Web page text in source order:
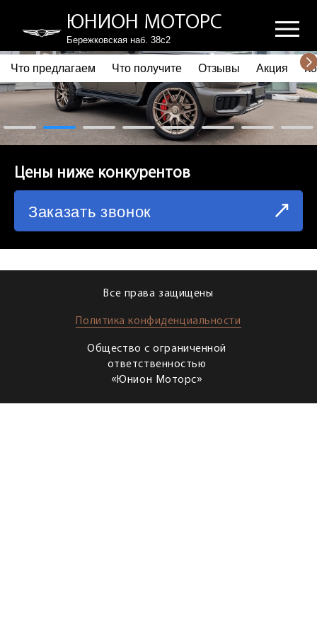
ЮНИОН МОТОРС
Бережковская наб. 38с2
ПОЧЕМУ ВЫБИРАЮТ НАС
ЧТО ПРЕДЛАГАЕМ
ЧТО ПОЛУЧИТЕ
СХЕМА ПРОЕЗДА
Что предлагаем Что получите Отзывы Акция
Цены ниже конкурентов
Заказать звонок
Все права защищены
Политика конфиденциальности
Общество с ограниченной
ответственностью
«Юнион Моторс»